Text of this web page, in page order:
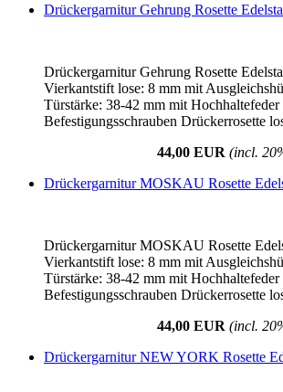
Drückergarnitur Gehrung Rosette
Drückergarnitur Gehrung Rosette
Vierkantstift lose: 8 mm mit
Türstärke: 38-42 mm mit Hochhaltefeder
Befestigungsschrauben Drückerrosette
44,00 EUR (incl.
Drückergarnitur MOSKAU Rosette
Drückergarnitur MOSKAU Rosette
Vierkantstift lose: 8 mm mit
Türstärke: 38-42 mm mit Hochhaltefeder
Befestigungsschrauben Drückerrosette
44,00 EUR (incl.
Drückergarnitur NEW YORK Rosette